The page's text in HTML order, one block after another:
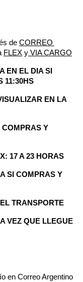
de CORREO
FLEX y VIA CARGO
EN EL DIA SI
11:30HS
EN LA
COMPRAS Y
17 A 23 HORAS
SI COMPRAS Y
TRANSPORTE
VEZ QUE LLEGUE
en Correo Argentino